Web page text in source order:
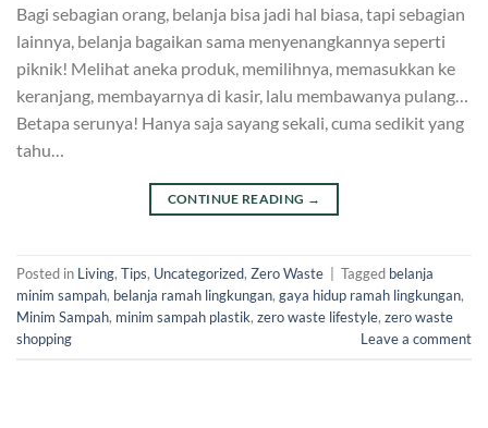
Bagi sebagian orang, belanja bisa jadi hal biasa, tapi sebagian
lainnya, belanja bagaikan sama menyenangkannya seperti
piknik! Melihat aneka produk, memilihnya, memasukkan ke
keranjang, membayarnya di kasir, lalu membawanya pulang…
Betapa serunya! Hanya saja sayang sekali, cuma sedikit yang
tahu…
CONTINUE READING →
Posted in Living, Tips, Uncategorized, Zero Waste Tagged belanja
minim sampah, belanja ramah lingkungan, gaya hidup ramah lingkungan,
Minim Sampah, minim sampah plastik, zero waste lifestyle, zero waste
shopping
Leave a comment